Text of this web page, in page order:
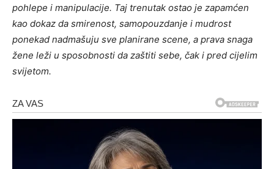
pohlepe i manipulacije. Taj trenutak ostao je zapamćen
kao dokaz da smirenost, samopouzdanje i mudrost
ponekad nadmašuju sve planirane scene, a prava snaga
žene leži u sposobnosti da zaštiti sebe, čak i pred cijelim
svijetom.